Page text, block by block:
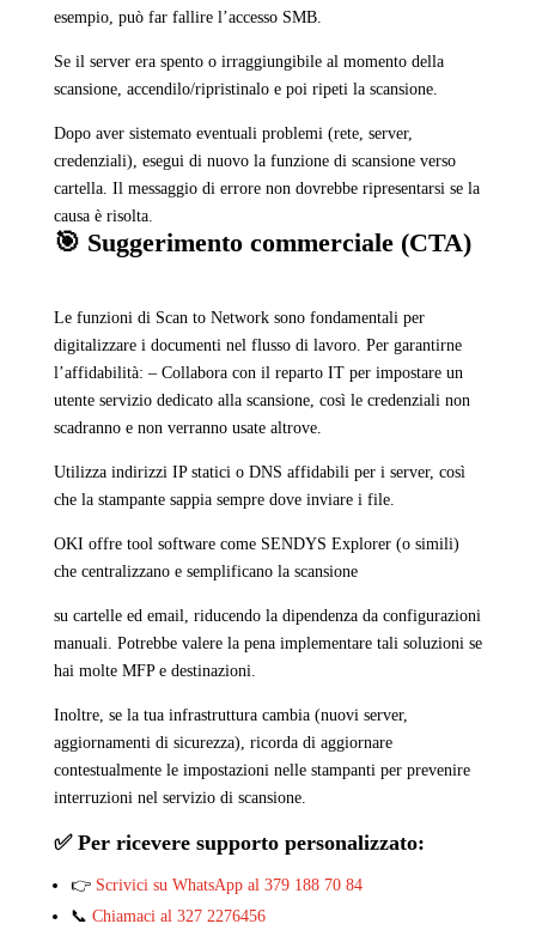
esempio, può far fallire l’accesso SMB.
Se il server era spento o irraggiungibile al momento della
scansione, accendilo/ripristinalo e poi ripeti la scansione.
Dopo aver sistemato eventuali problemi (rete, server,
credenziali), esegui di nuovo la funzione di scansione verso
cartella. Il messaggio di errore non dovrebbe ripresentarsi se la
causa è risolta.
🎯 Suggerimento commerciale (CTA)
Le funzioni di Scan to Network sono fondamentali per
digitalizzare i documenti nel flusso di lavoro. Per garantirne
l’affidabilità: – Collabora con il reparto IT per impostare un
utente servizio dedicato alla scansione, così le credenziali non
scadranno e non verranno usate altrove.
Utilizza indirizzi IP statici o DNS affidabili per i server, così
che la stampante sappia sempre dove inviare i file.
OKI offre tool software come SENDYS Explorer (o simili)
che centralizzano e semplificano la scansione
su cartelle ed email, riducendo la dipendenza da configurazioni
manuali. Potrebbe valere la pena implementare tali soluzioni se
hai molte MFP e destinazioni.
Inoltre, se la tua infrastruttura cambia (nuovi server,
aggiornamenti di sicurezza), ricorda di aggiornare
contestualmente le impostazioni nelle stampanti per prevenire
interruzioni nel servizio di scansione.
✅ Per ricevere supporto personalizzato:
👉 Scrivici su WhatsApp al 379 188 70 84
📞 Chiamaci al 327 2276456